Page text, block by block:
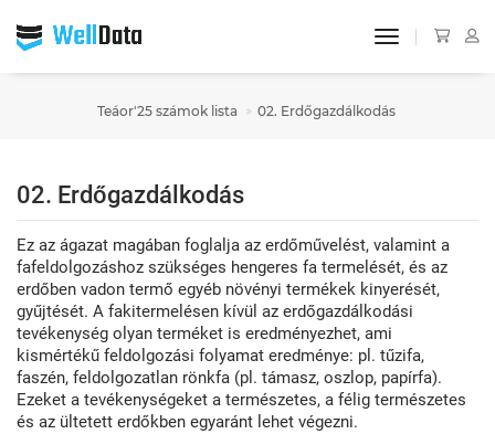
toggle
Teáor'25 számok lista 02. Erdőgazdálkodás
02. Erdőgazdálkodás
Ez az ágazat magában foglalja az erdőművelést, valamint a
fafeldolgozáshoz szükséges hengeres fa termelését, és az
erdőben vadon termő egyéb növényi termékek kinyerését,
gyűjtését. A fakitermelésen kívül az erdőgazdálkodási
tevékenység olyan terméket is eredményezhet, ami
kismértékű feldolgozási folyamat eredménye: pl. tűzifa,
faszén, feldolgozatlan rönkfa (pl. támasz, oszlop, papírfa).
Ezeket a tevékenységeket a természetes, a félig természetes
és az ültetett erdőkben egyaránt lehet végezni.